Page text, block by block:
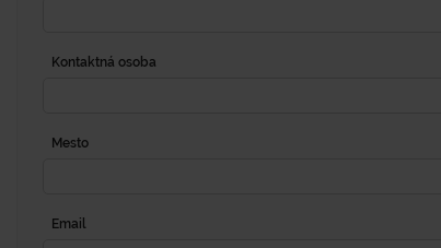
Kontaktná osoba
Mesto
Email